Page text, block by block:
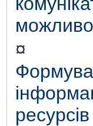
¤
ресурсів